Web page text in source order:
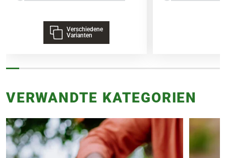
Verschiedene
Varianten
VERWANDTE KATEGORIEN